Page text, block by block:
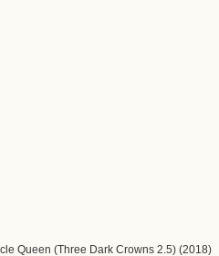
Queen (Three Dark Crowns 2.5) (2018)